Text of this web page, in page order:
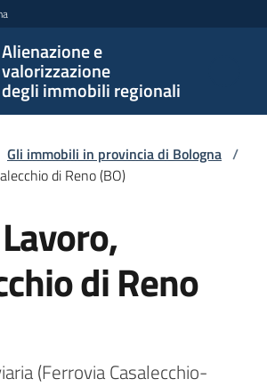
Alienazione e
valorizzazione
degli immobili regionali
e
immobili
Gli immobili in provincia di Bologna /
di Reno (BO)
di Reno
(Ferrovia Casalecchio-